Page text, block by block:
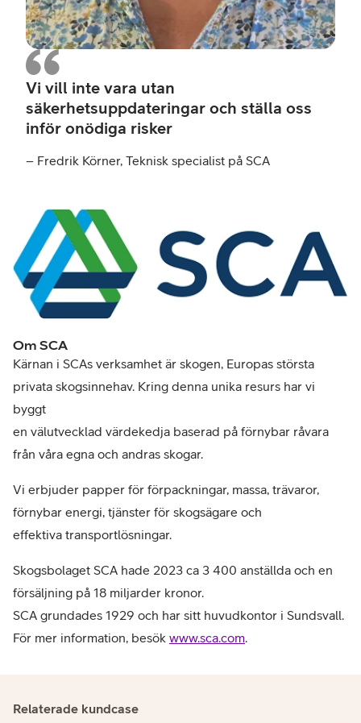
Vi vill inte vara utan
säkerhetsuppdateringar och ställa oss
inför onödiga risker
– Fredrik Körner, Teknisk specialist på SCA
Om SCA
Kärnan i SCAs verksamhet är skogen, Europas största
privata skogsinnehav. Kring denna unika resurs har vi
byggt
en välutvecklad värdekedja baserad på förnybar råvara
från våra egna och andras skogar.
Vi erbjuder papper för förpackningar, massa, trävaror,
förnybar energi, tjänster för skogsägare och
effektiva transportlösningar.
Skogsbolaget SCA hade 2023 ca 3 400 anställda och en
försäljning på 18 miljarder kronor.
SCA grundades 1929 och har sitt huvudkontor i Sundsvall.
För mer information, besök www.sca.com.
Relaterade kundcase